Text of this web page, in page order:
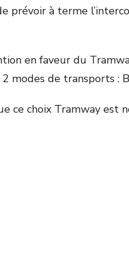
prévoir à terme
en faveur du
modes de transports :
ce choix Tramway